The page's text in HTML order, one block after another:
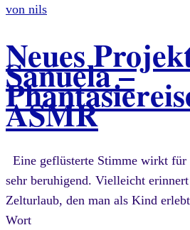
von nils
Neues
Sanuela –
ASMR
Eine geflüsterte Stimme wirkt für
sehr beruhigend. Vielleicht
Zelturlaub, den man als Kind
Wort